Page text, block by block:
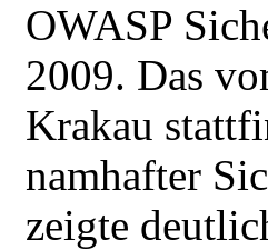
OWASP
2009. Das
Krakau
namhafter
zeigte